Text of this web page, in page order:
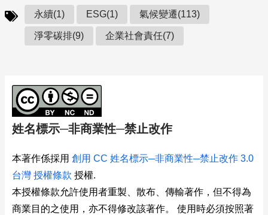
永續(1) ESG(1) 氣候變遷(113)
淨零碳排(9) 企業社會責任(7)
姓名標示─非商業性─禁止改作
本著作係採用 創用 CC 姓名標示─非商業性─禁止改作 3.0
台灣 授權條款 授權.
本授權條款允許使用者重製、散布、傳輸著作，但不得為
商業目的之使用，亦不得修改該著作。 使用時必須按照著